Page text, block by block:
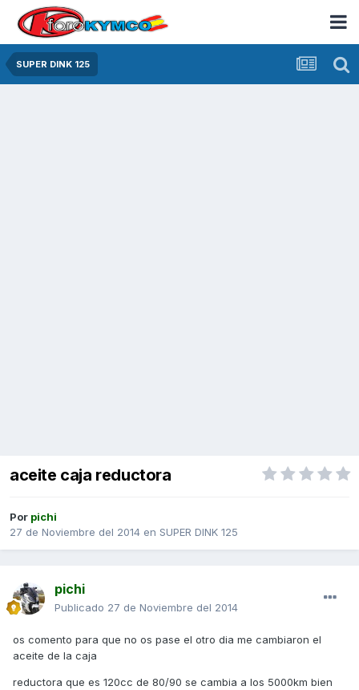
SUPER DINK 125
aceite caja reductora
Por pichi
27 de Noviembre del 2014 en SUPER DINK 125
pichi
Publicado 27 de Noviembre del 2014
os comento para que no os pase el otro dia me cambiaron el
aceite de la caja
reductora que es 120cc de 80/90 se cambia a los 5000km bien